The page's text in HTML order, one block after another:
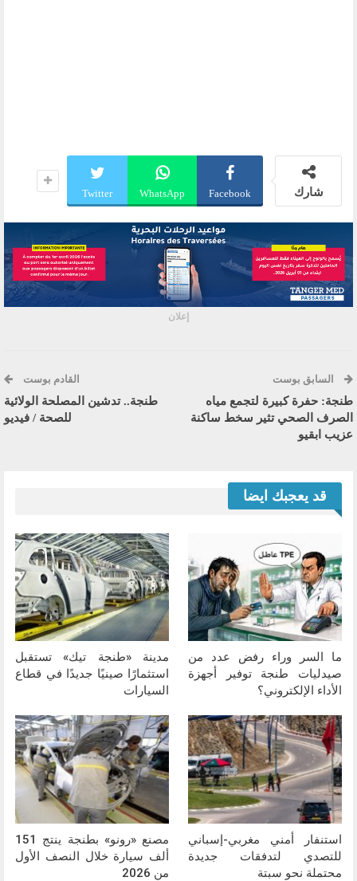
شارك Facebook
WhatsApp
Twitter
إعلان
السابق بوست
طنجة: حفرة كبيرة لتجمع مياه
الصرف الصحي تثير سخط ساكنة
عزيب ابقيو
القادم بوست
طنجة.. تدشين المصلحة الولائية
للصحة / فيديو
قد يعجبك ايضا
ما السر وراء رفض عدد من
صيدليات طنجة توفير أجهزة
الأداء الإلكتروني؟
مدينة «طنجة تيك» تستقبل
استثمارًا صينيًا جديدًا في قطاع
السيارات
استنفار أمني مغربي-إسباني
للتصدي لتدفقات جديدة
محتملة نحو سبتة
مصنع «رونو» بطنجة ينتج 151
ألف سيارة خلال النصف الأول
من 2026